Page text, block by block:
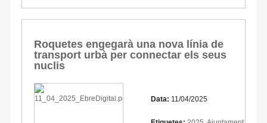
Roquetes engegarà una nova línia de
transport urbà per connectar els seus
nuclis
Data: 11/04/2025